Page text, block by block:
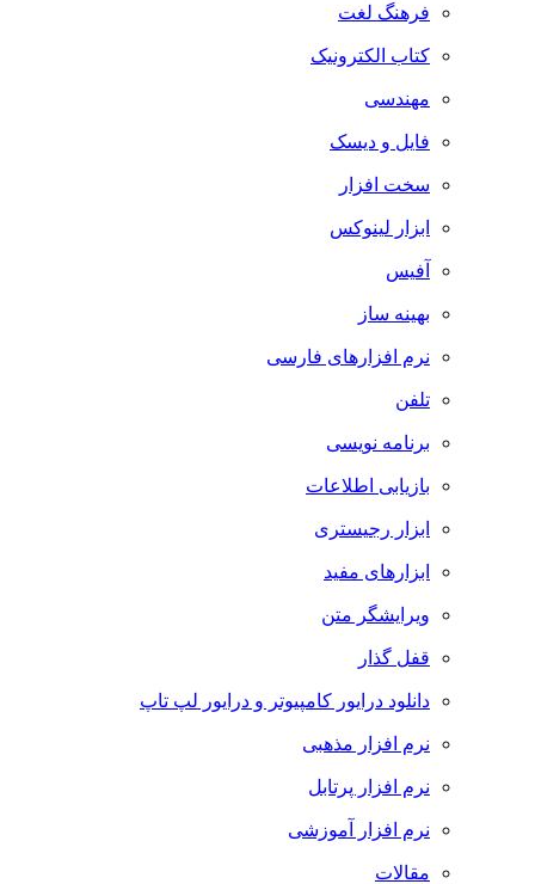
فرهنگ لغت
کتاب الکترونیک
مهندسی
فایل و دیسک
سخت افزار
ابزار لینوکس
آفیس
بهینه ساز
نرم افزارهای فارسی
تلفن
برنامه نویسی
بازیابی اطلاعات
ابزار رجیستری
ابزارهای مفید
ویرایشگر متن
قفل گذار
دانلود درایور کامپیوتر و درایور لپ تاپ
نرم افزار مذهبی
نرم افزار پرتابل
نرم افزار آموزشی
مقالات